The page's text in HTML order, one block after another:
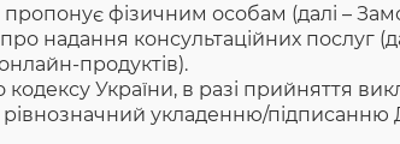
фізичним особам (далі –
надання консультаційних послуг
продуктів).
кодексу України, в разі прийняття
укладенню/